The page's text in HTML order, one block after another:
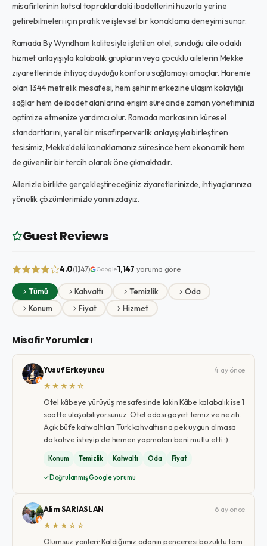
misafirlerinin kutsal topraklardaki ibadetlerini huzurla yerine
getirebilmeleri için pratik ve işlevsel bir konaklama deneyimi sunar.
Ramada By Wyndham kalitesiyle işletilen otel, sunduğu aile odaklı
hizmet anlayışıyla kalabalık grupların veya çocuklu ailelerin Mekke
ziyaretlerinde ihtiyaç duyduğu konforu sağlamayı amaçlar. Harem’e
olan 1344 metrelik mesafesi, hem şehir merkezine ulaşım kolaylığı
sağlar hem de ibadet alanlarına erişim sürecinde zaman yönetiminizi
optimize etmenize yardımcı olur. Ramada markasının küresel
standartlarını, yerel bir misafirperverlik anlayışıyla birleştiren
tesisimiz, Mekke’deki konaklamanız süresince hem ekonomik hem
de güvenilir bir tercih olarak öne çıkmaktadır.
Ailenizle birlikte gerçekleştireceğiniz ziyaretlerinizde, ihtiyaçlarınıza
yönelik çözümlerimizle yanınızdayız.
Guest Reviews
4.0(1,147) Google1,147 yoruma göre
Tümü Kahvaltı Temizlik
Oda
Konum
Fiyat Hizmet
Misafir Yorumları
Yusuf Erkoyuncu
4 ay önce
★★★★☆
Otel kâbeye yürüyüş mesafesinde lakin Kâbe kalabalık ise 1
saatte ulaşabiliyorsunuz. Otel odası gayet temiz ve nezih.
Açık büfe kahvaltıları Türk kahvaltısına pek uygun olmasa
da kahve isteyip de hemen yapmaları beni mutlu etti :)
Konum Temizlik Kahvaltı Oda Fiyat
Doğrulanmış Google yorumu
Alim SARIASLAN
6 ay önce
★★★☆☆
Olumsuz yonleri: Kaldığımız odanın penceresi bozuktu tam